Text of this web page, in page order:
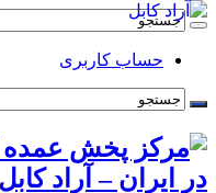
حساب کاربری